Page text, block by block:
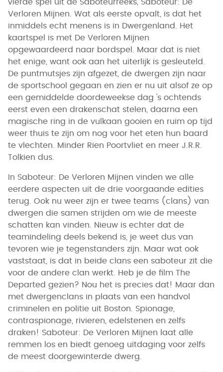
vierde spel uit de Saboteurreeks, Saboteur: De
Verloren Mijnen. Wat als eerste opvalt, is dat het
inmiddels echt menens is in Dwergenland. Het
kaartspel is met De Verloren Mijnen
opgewaardeerd naar bordspel. Maar dat is niet
het enige, want ook aan het uiterlijk is gesleuteld.
De puntmutsjes zijn afgezet, de dwergen zijn naar
de sportschool gegaan en zien er nu uit alsof ze op
een gemiddelde doordeweekse dag 's ochtends
eerst even een drakenschat stelen, daarna een
magische ring in de vulkaan gooien en ruim op tijd
weer thuis te zijn om nog voor het eten hun baard
te vlechten. Minder Rien Poortvliet en meer J.R.R.
Tolkien dus.
In Saboteur: De Verloren Mijnen vinden we alle
eerdere aspecten uit de drie voorgaande edities
terug. Ook nu weer zijn er twee teams (clans) van
dwergen die samen strijden om wie de meeste
schatten kan vinden. Nieuw is echter dat de
teamindeling deels bekend is, je weet dus van
tevoren wie je tegenstanders zijn. Maar wat ook
vaststaat, is dat in beide clans een saboteur zit die
voor de andere clan werkt. Heb je de film The
Departed gezien? Nou het is precies dat! Maar dan
met dwergenclans in plaats van een handvol
criminelen en politie uit Boston. Spionage,
contraspionage, rivieren, edelstenen en zelfs
draken! Saboteur: De Verloren Mijnen laat alle
remmen los en biedt genoeg uitdaging voor zelfs
de meest doorgewinterde dwerg.